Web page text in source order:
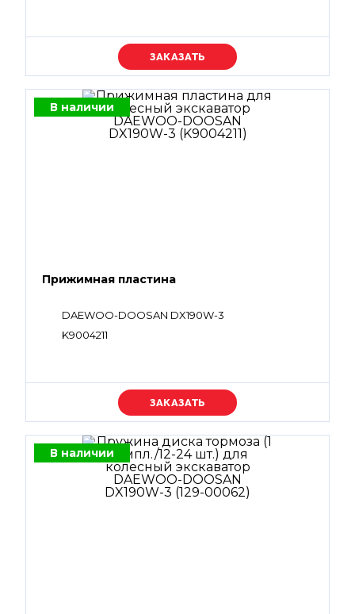
Уточняйте цену
В наличии
Прижимная пластина
DAEWOO-DOOSAN DX190W-3
K9004211
Уточняйте цену
В наличии